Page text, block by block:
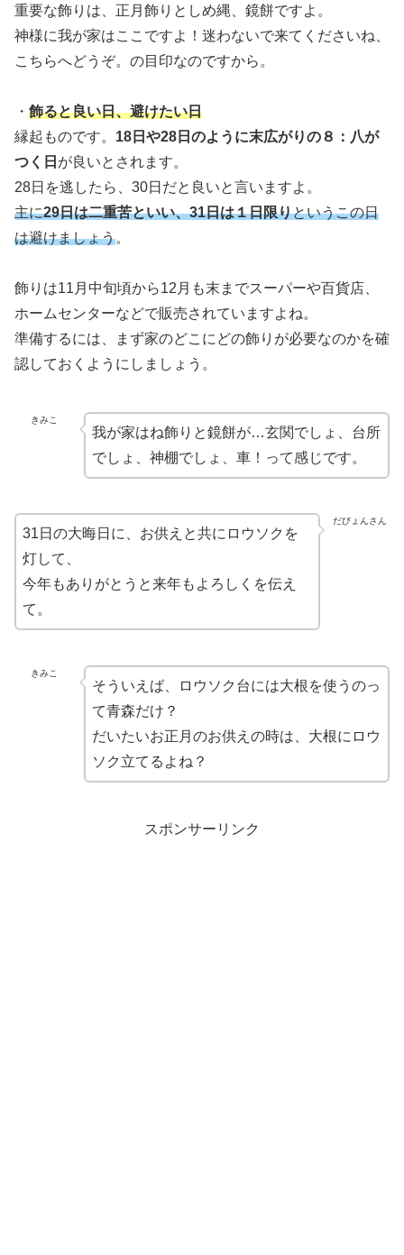
重要な飾りは、正月飾りとしめ縄、鏡餅ですよ。
神様に我が家はここですよ！迷わないで来てくださいね、
こちらへどうぞ。の目印なのですから。
・ 飾ると良い日、避けたい日
縁起ものです。 18日や28日のように末広がりの８：八が
つく日 が良いとされます。
28日を逃したら、30日だと良いと言いますよ。
主に29日は二重苦といい、31日は１日限りというこの日
は避けましょう。
飾りは11月中旬頃から12月も末までスーパーや百貨店、
ホームセンターなどで販売されていますよね。
準備するには、まず家のどこにどの飾りが必要なのかを確
認しておくようにしましょう。
きみこ
我が家はね飾りと鏡餅が…玄関でしょ、台所
でしょ、神棚でしょ、車！って感じです。
だびょんさん
31日の大晦日に、お供えと共にロウソクを
灯して、
今年もありがとうと来年もよろしくを伝え
て。
きみこ
そういえば、ロウソク台には大根を使うのっ
て青森だけ？
だいたいお正月のお供えの時は、大根にロウ
ソク立てるよね？
スポンサーリンク